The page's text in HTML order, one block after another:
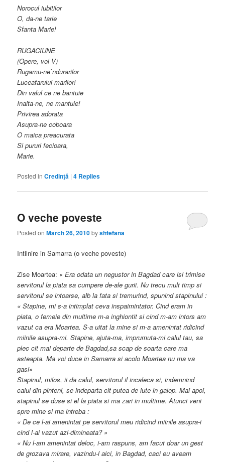
Norocul iubitilor
O, da-ne tarie
Sfanta Marie!
RUGACIUNE
(Opere, vol V)
Rugamu-ne`ndurarilor
Luceafarului marilor!
Din valul ce ne bantuie
Inalta-ne, ne mantuie!
Privirea adorata
Asupra-ne coboara
O maica preacurata
Si pururi fecioara,
Marie.
Posted in Credinţă |4 Replies
O veche poveste
Posted onMarch 26, 2010byshtefana
Intilnire in Samarra (o veche poveste)
Zise Moartea: «Era odata un negustor in Bagdad care isi trimise
servitorul la piata sa cumpere de-ale gurii. Nu trecu mult timp si
servitorul se intoarse, alb la fata si tremurind, spunind stapinului :
« Stapine, mi s-a intimplat ceva inspaimintator. Cind eram in
piata, o femeie din multime m-a inghiontit si cind m-am intors am
vazut ca era Moartea. S-a uitat la mine si m-a amenintat ridicind
miinile asupra-mi. Stapine, ajuta-ma, imprumuta-mi calul tau, sa
plec cit mai departe de Bagdad,sa scap de soarta care ma
asteapta. Ma voi duce in Samarra si acolo Moartea nu ma va
gasi»
Stapinul, milos, ii da calul, servitorul il incaleca si, indemnind
calul din pinteni, se indeparta cit putea de iute in galop. Mai apoi,
stapinul se duse si el la piata si ma zari in multime. Atunci veni
spre mine si ma intreba :
« De ce l-ai amenintat pe servitorul meu ridicind miinile asupra-i
cind l-ai vazut azi-dimineata? »
« Nu l-am amenintat deloc, i-am raspuns, am facut doar un gest
de grozava mirare, vazindu-l aici, in Bagdad, caci eu aveam